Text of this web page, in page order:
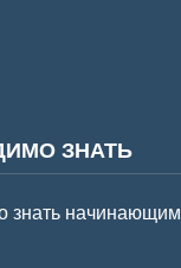
ЗНАТЬ
знать начинающим